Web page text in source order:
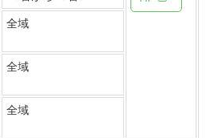
全域
全域
全域